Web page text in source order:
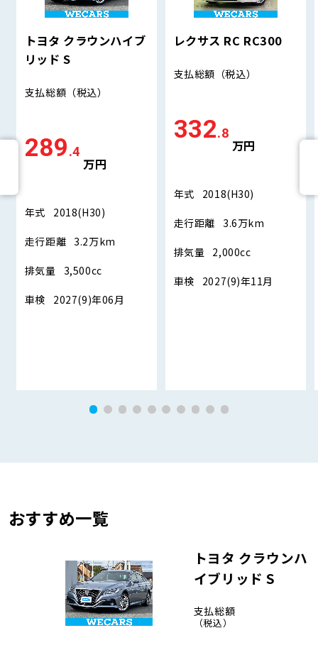
トヨタ クラウンハイブ
リッド S
支払総額 （税込）
289.4
万円
年式 2018(H30)
走行距離 3.2万km
排気量 3,500cc
車検 2027(9)年06月
レクサス RC RC300
支払総額 （税込）
332.8
万円
年式 2018(H30)
走行距離 3.6万km
排気量 2,000cc
車検 2027(9)年11月
おすすめ一覧
トヨタ クラウンハ
イブリッド S
支払総額
（税込）